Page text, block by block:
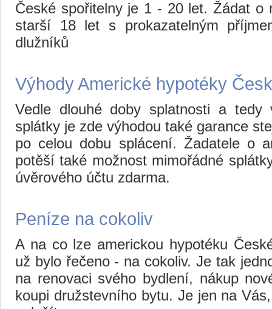
České spořitelny je 1 - 20 let. Žádat o
starší 18 let s prokazatelným
dlužníků
Výhody Americké hypotéky
Vedle dlouhé doby splatnosti a tedy
splátky je zde výhodou také garance
po celou dobu splácení. Žadatele o
potěší také možnost mimořádné
úvěrového účtu zdarma.
Peníze na cokoliv
A na co lze americkou hypotéku
už bylo řečeno - na cokoliv. Je tak
na renovaci svého bydlení, nákup
koupi družstevního bytu. Je jen na